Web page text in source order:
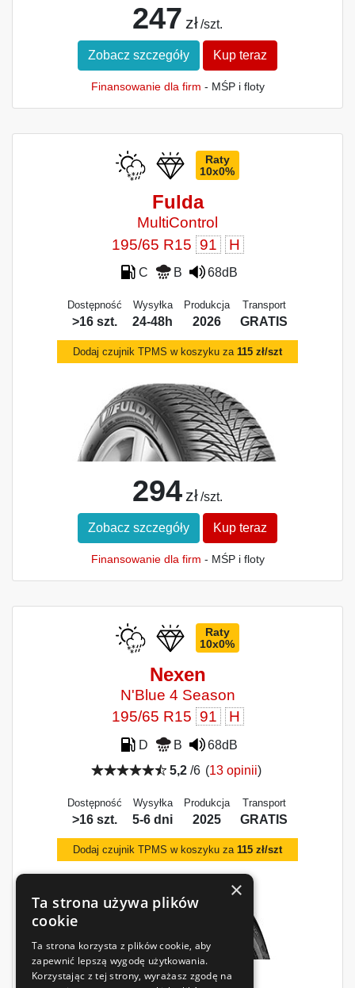
247 zł /szt.
Zobacz szczegóły Kup teraz
Finansowanie dla firm - MŚP i floty
Raty
10x0%
Fulda
MultiControl
195/65 R15 91 H
C B 68dB
Dostępność
>16 szt.
Wysyłka
24-48h
Produkcja
2026
Transport
GRATIS
Dodaj czujnik TPMS w koszyku za 115 zł/szt
294 zł /szt.
Zobacz szczegóły Kup teraz
Finansowanie dla firm - MŚP i floty
Raty
10x0%
Nexen
N'Blue 4 Season
195/65 R15 91 H
D B
68dB
5,2/6 (13 opinii)
Dostępność
>16 szt.
Wysyłka
5-6 dni
Produkcja
2025
Transport
GRATIS
Dodaj czujnik TPMS w koszyku za 115 zł/szt
×
Ta strona używa plików
cookie
Ta strona korzysta z plików cookie, aby
zapewnić lepszą wygodę użytkowania.
Korzystając z tej strony, wyrażasz zgodę na